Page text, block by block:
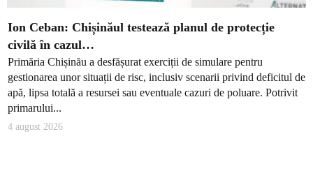
Ion Ceban: Chișinăul testează planul de protecție
civilă în cazul…
Primăria Chișinău a desfășurat exerciții de simulare pentru
gestionarea unor situații de risc, inclusiv scenarii privind deficitul de
apă, lipsa totală a resursei sau eventuale cazuri de poluare. Potrivit
primarului...
4 august 2026